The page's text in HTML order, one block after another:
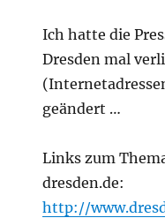
Ich hatte die
Dresden mal
geändert …
Links zum
dresden.de:
http://